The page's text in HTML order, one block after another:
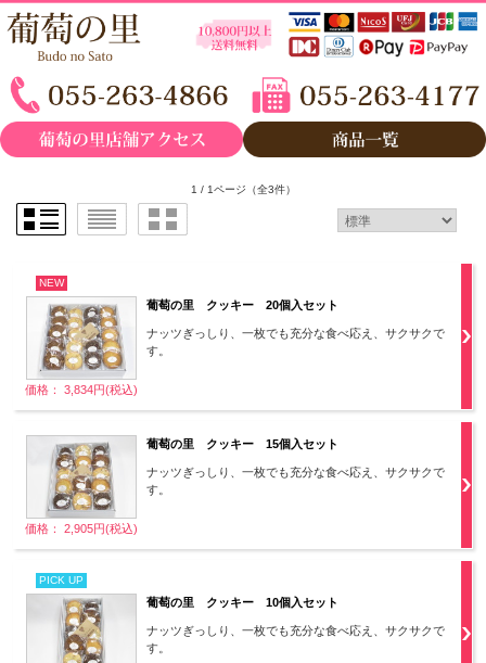
1 / 1ページ （全3件）
NEW
葡萄の里 クッキー 20個入セット
ナッツぎっしり、一枚でも充分な食べ応え、サクサクで
す。
価格： 3,834円(税込)
葡萄の里 クッキー 15個入セット
ナッツぎっしり、一枚でも充分な食べ応え、サクサクで
す。
価格： 2,905円(税込)
PICK UP
葡萄の里 クッキー 10個入セット
ナッツぎっしり、一枚でも充分な食べ応え、サクサクで
す。